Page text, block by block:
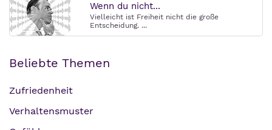
Wenn du nicht...
Vielleicht ist Freiheit nicht die große
Entscheidung. ...
Beliebte Themen
Zufriedenheit
Verhaltensmuster